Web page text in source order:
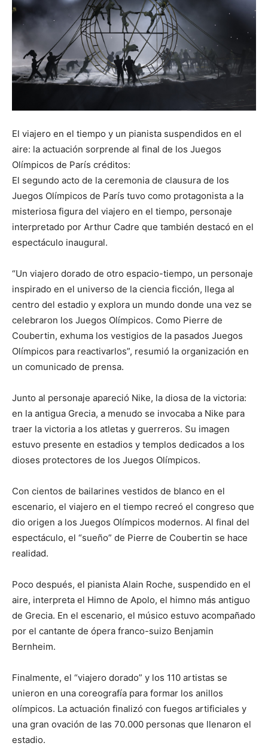
El viajero en el tiempo y un pianista suspendidos en el
aire: la actuación sorprende al final de los Juegos
Olímpicos de París créditos:
El segundo acto de la ceremonia de clausura de los
Juegos Olímpicos de París tuvo como protagonista a la
misteriosa figura del viajero en el tiempo, personaje
interpretado por Arthur Cadre que también destacó en el
espectáculo inaugural.
“Un viajero dorado de otro espacio-tiempo, un personaje
inspirado en el universo de la ciencia ficción, llega al
centro del estadio y explora un mundo donde una vez se
celebraron los Juegos Olímpicos. Como Pierre de
Coubertin, exhuma los vestigios de la pasados ​​Juegos
Olímpicos para reactivarlos”, resumió la organización en
un comunicado de prensa.
Junto al personaje apareció Nike, la diosa de la victoria:
en la antigua Grecia, a menudo se invocaba a Nike para
traer la victoria a los atletas y guerreros. Su imagen
estuvo presente en estadios y templos dedicados a los
dioses protectores de los Juegos Olímpicos.
Con cientos de bailarines vestidos de blanco en el
escenario, el viajero en el tiempo recreó el congreso que
dio origen a los Juegos Olímpicos modernos. Al final del
espectáculo, el “sueño” de Pierre de Coubertin se hace
realidad.
Poco después, el pianista Alain Roche, suspendido en el
aire, interpreta el Himno de Apolo, el himno más antiguo
de Grecia. En el escenario, el músico estuvo acompañado
por el cantante de ópera franco-suizo Benjamin
Bernheim.
Finalmente, el “viajero dorado” y los 110 artistas se
unieron en una coreografía para formar los anillos
olímpicos. La actuación finalizó con fuegos artificiales y
una gran ovación de las 70.000 personas que llenaron el
estadio.